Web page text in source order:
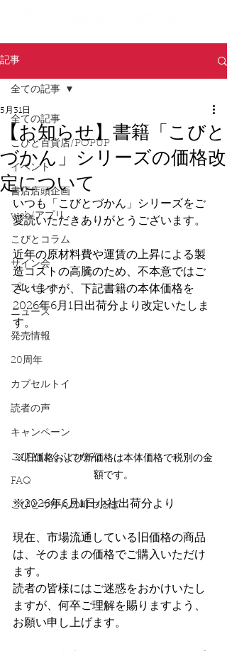
記事
全ての記事
こびと百貨店/POPUP
イベント
書店店頭企画
web/アプリ
こびとコラム
サイン会
プレゼント
ニュース
発売情報
20周年
カプセルトイ
読者の声
キャンペーン
こびとはくぶつかん
FAQ
こびとづかんの町つるぎ
全ての記事
【お知らせ】書籍「こびと
づかん」シリーズの価格改
定について
5月31日
いつも「こびとづかん」シリーズをご
愛読いただきありがとうございます。
近年の原材料費や運賃の上昇による製
造コストの高騰のため、不本意ではご
ざいますが、下記書籍の本体価格を
2026年6月1日出荷分より改定いたしま
す。
※旧価格および新価格は本体価格で税別の金
額です。
※2026年6月1日小社出荷分より
現在、市場流通している旧価格の商品
は、そのままの価格でご購入いただけ
ます。
読者の皆様にはご迷惑をおかけいたし
ますが、何卒ご理解を賜りますよう、
お願い申し上げます。